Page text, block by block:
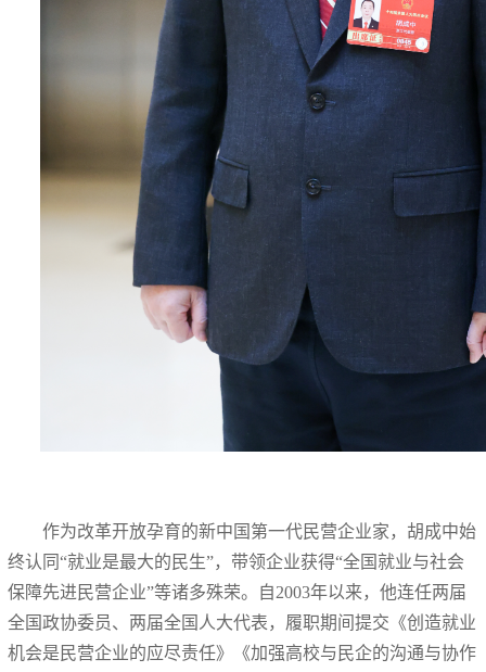
作为改革开放孕育的新中国第一代民营企业家，胡成中始
终认同“就业是最大的民生”，带领企业获得“全国就业与社会
保障先进民营企业”等诸多殊荣。自2003年以来，他连任两届
全国政协委员、两届全国人大代表，履职期间提交《创造就业
机会是民营企业的应尽责任》《加强高校与民企的沟通与协作